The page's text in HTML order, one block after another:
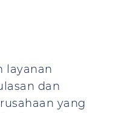
layanan
dan
yang